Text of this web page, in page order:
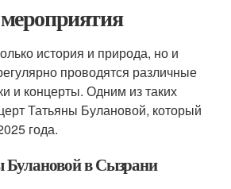
история и природа, но и
проводятся различные
и концерты. Одним из таких
Татьяны Булановой, который
года.
Булановой в Сызрани